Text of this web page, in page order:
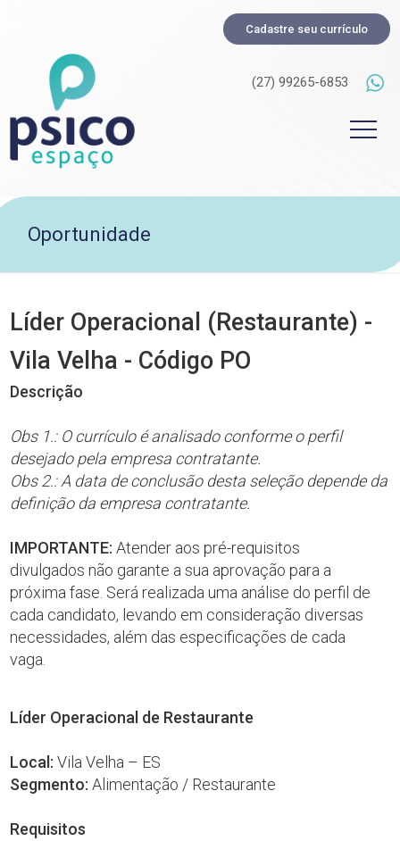
Cadastre seu currículo
(27) 99265-6853
Oportunidade
Líder Operacional (Restaurante) -
Vila Velha - Código PO
Descrição
Obs 1.: O currículo é analisado conforme o perfil
desejado pela empresa contratante.
Obs 2.: A data de conclusão desta seleção depende da
definição da empresa contratante.
IMPORTANTE: Atender aos pré-requisitos
divulgados não garante a sua aprovação para a
próxima fase. Será realizada uma análise do perfil de
cada candidato, levando em consideração diversas
necessidades, além das especificações de cada
vaga.
Líder Operacional de Restaurante
Local: Vila Velha – ES
Segmento:Alimentação / Restaurante
Requisitos